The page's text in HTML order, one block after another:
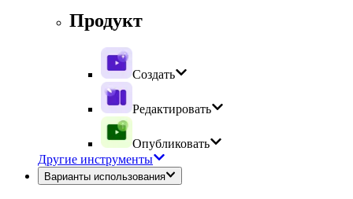
Продукт
Создать
Редактировать
Опубликовать
Другие инструменты
Варианты использования